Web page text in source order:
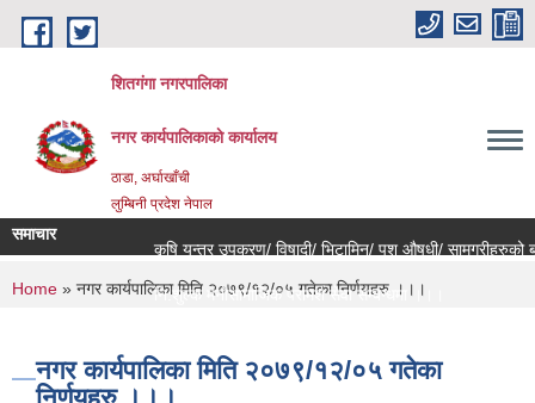
Skip to main content
शितगंगा नगरपालिका
नगर कार्यपालिकाकाे कार्यालय
ठाडा, अर्घाखाँची
लुम्बिनी प्रदेश नेपाल
समाचार
कृषि यन्त्र उपकरण/ विषादी/ भिटामिन/ पशु औषधी/ सामग्रीहरुको
नि:शुल्क मनोसामाजिक परामर्श सेवा सम्बन्धमा ।।।
You are here
Home » नगर कार्यपालिका मिति २०७९/१२/०५ गतेका निर्णयहरु ।।।
नगर कार्यपालिका मिति २०७९/१२/०५ गतेका